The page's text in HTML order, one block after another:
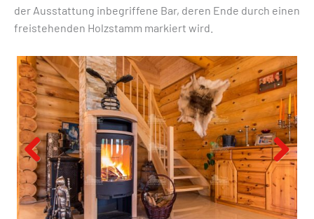
der Ausstattung inbegriffene Bar, deren Ende durch einen
freistehenden Holzstamm markiert wird.
Previous Next